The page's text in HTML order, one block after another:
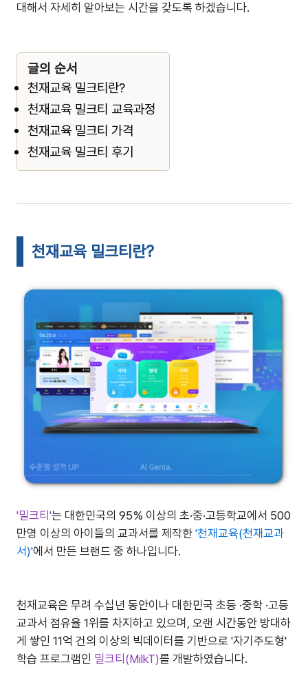
대해서 자세히 알아보는 시간을 갖도록 하겠습니다.
글의 순서
천재교육 밀크티란?
천재교육 밀크티 교육과정
천재교육 밀크티 가격
천재교육 밀크티 후기
천재교육 밀크티란?
'밀크티'는 대한민국의 95% 이상의 초·중·고등학교에서 500
만명 이상의 아이들의 교과서를 제작한 '천재교육(천재교과
서)'에서 만든 브랜드 중 하나입니다.
천재교육은 무려 수십년 동안이나 대한민국 초등 ·중학 ·고등
교과서 점유율 1위를 차지하고 있으며, 오랜 시간동안 방대하
게 쌓인 11억 건의 이상의 빅데이터를 기반으로 '자기주도형'
학습 프로그램인 밀크티(MilkT)를 개발하였습니다.